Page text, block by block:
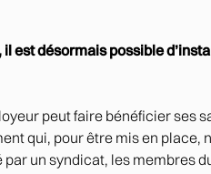
est désormais possible
peut faire bénéficier ses
qui, pour être mis en
un syndicat, les membres